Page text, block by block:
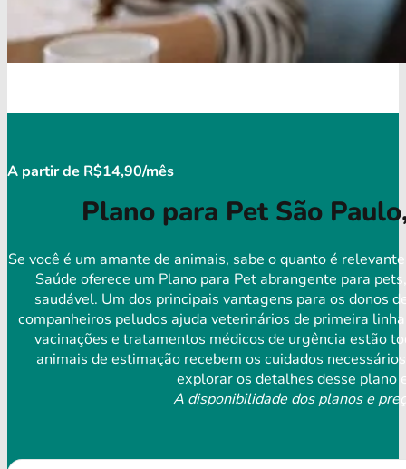
A partir de R$14,90/mês
Plano para Pet São
Se você é um amante de animais, sabe o quanto é
Saúde oferece um Plano para Pet abrangente para
saudável. Um dos principais vantagens para os donos
companheiros peludos ajuda veterinários de primeira
vacinações e tratamentos médicos de urgência estão
animais de estimação recebem os cuidados
explorar os detalhes desse plano
A disponibilidade dos planos e